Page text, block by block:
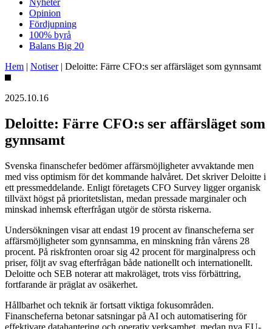
Nyheter
Opinion
Fördjupning
100% byrå
Balans Big 20
Hem | Notiser| Deloitte: Färre CFO:s ser affärsläget som gynnsamt
2025.10.16
Deloitte: Färre CFO:s ser affärsläget som
gynnsamt
Svenska finanschefer bedömer affärsmöjligheter avvaktande men
med viss optimism för det kommande halvåret. Det skriver Deloitte i
ett pressmeddelande. Enligt företagets CFO Survey ligger organisk
tillväxt högst på prioritetslistan, medan pressade marginaler och
minskad inhemsk efterfrågan utgör de största riskerna.
Undersökningen visar att endast 19 procent av finanscheferna ser
affärsmöjligheter som gynnsamma, en minskning från vårens 28
procent. På riskfronten oroar sig 42 procent för marginalpress och
priser, följt av svag efterfrågan både nationellt och internationellt.
Deloitte och SEB noterar att makroläget, trots viss förbättring,
fortfarande är präglat av osäkerhet.
Hållbarhet och teknik är fortsatt viktiga fokusområden.
Finanscheferna betonar satsningar på AI och automatisering för
effektivare datahantering och operativ verksamhet, medan nya EU-